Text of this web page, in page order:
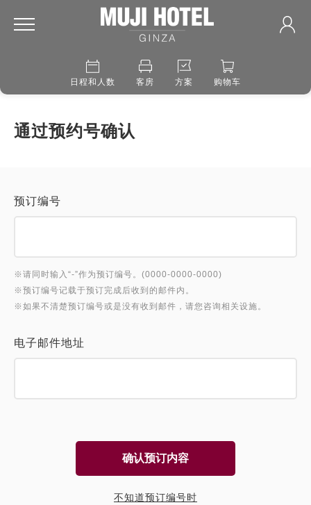
日程和人数 客房 方案 购物车
通过预约号确认
预订编号
※请同时输入“-”作为预订编号。(0000-0000-0000)
※预订编号记载于预订完成后收到的邮件内。
※如果不清楚预订编号或是没有收到邮件，请您咨询相关设施。
电子邮件地址
确认预订内容
不知道预订编号时